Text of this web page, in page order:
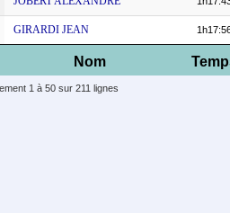
Nom
GIRARDI JEAN
1 à 50 sur 211 lignes